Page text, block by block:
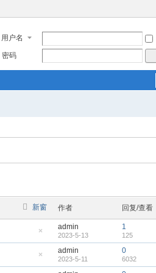
用户名
密码
新窗 作者 回复/查看
藏
置
帖
admin
2023-5-13
1
125
藏
admin
2023-5-11
0
6032